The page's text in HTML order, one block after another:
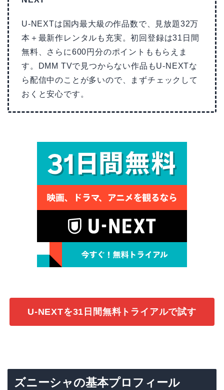
U-NEXTは国内最大級の作品数で、見放題32万
本＋最新作レンタルも充実。初回登録は31日間
無料、さらに600円分のポイントももらえま
す。DMM TVで見つからない作品もU-NEXTな
ら配信中のことが多いので、まずチェックして
おくと安心です。
U-NEXTを31日間無料トライアルで試す
ズニーシャの基本プロフィール